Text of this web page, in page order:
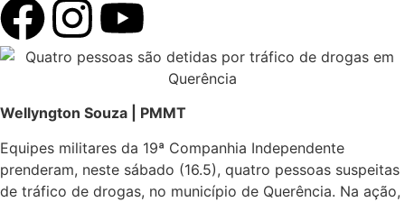
Wellyngton Souza | PMMT
Equipes militares da 19ª Companhia Independente
prenderam, neste sábado (16.5), quatro pessoas suspeitas
de tráfico de drogas, no município de Querência. Na ação,